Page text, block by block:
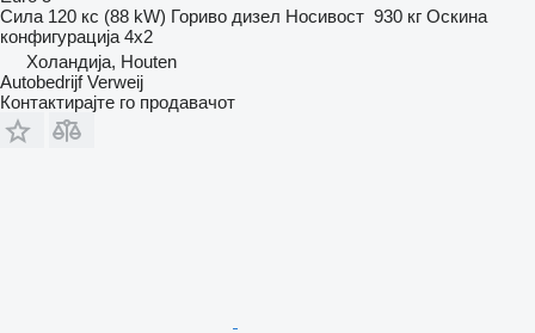
Сила 120 кс (88 kW) Гориво дизел Носивост 930 кг Оскина
конфигурација 4x2
Холандија, Houten
Autobedrijf Verweij
Контактирајте го продавачот